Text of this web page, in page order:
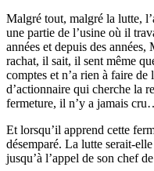
Malgré tout, malgré la lutte,
une partie de l’usine où il
années et depuis des
rachat, il sait, il sent même
comptes et n’a rien à faire de
d’actionnaire qui cherche la
fermeture, il n’y a jamais
Et lorsqu’il apprend cette
désemparé. La lutte serait-
jusqu’à l’appel de son chef